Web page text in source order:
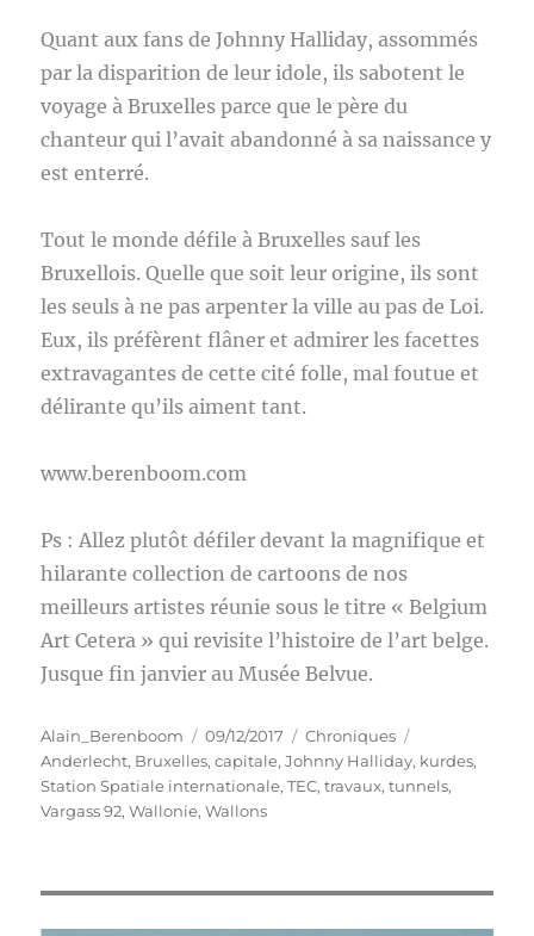
Quant aux fans de Johnny Halliday, assommés
par la disparition de leur idole, ils sabotent le
voyage à Bruxelles parce que le père du
chanteur qui l’avait abandonné à sa naissance y
est enterré.
Tout le monde défile à Bruxelles sauf les
Bruxellois. Quelle que soit leur origine, ils sont
les seuls à ne pas arpenter la ville au pas de Loi.
Eux, ils préfèrent flâner et admirer les facettes
extravagantes de cette cité folle, mal foutue et
délirante qu’ils aiment tant.
www.berenboom.com
Ps : Allez plutôt défiler devant la magnifique et
hilarante collection de cartoons de nos
meilleurs artistes réunie sous le titre « Belgium
Art Cetera » qui revisite l’histoire de l’art belge.
Jusque fin janvier au Musée Belvue.
Auteur
Alain_Berenboom
Publié
le
09/12/2017 Catégories
Chroniques
Anderlecht, Bruxelles,capitale,Johnny Halliday, kurdes,
Station Spatiale internationale,TEC,travaux,tunnels,
Vargass 92,Wallonie,Wallons